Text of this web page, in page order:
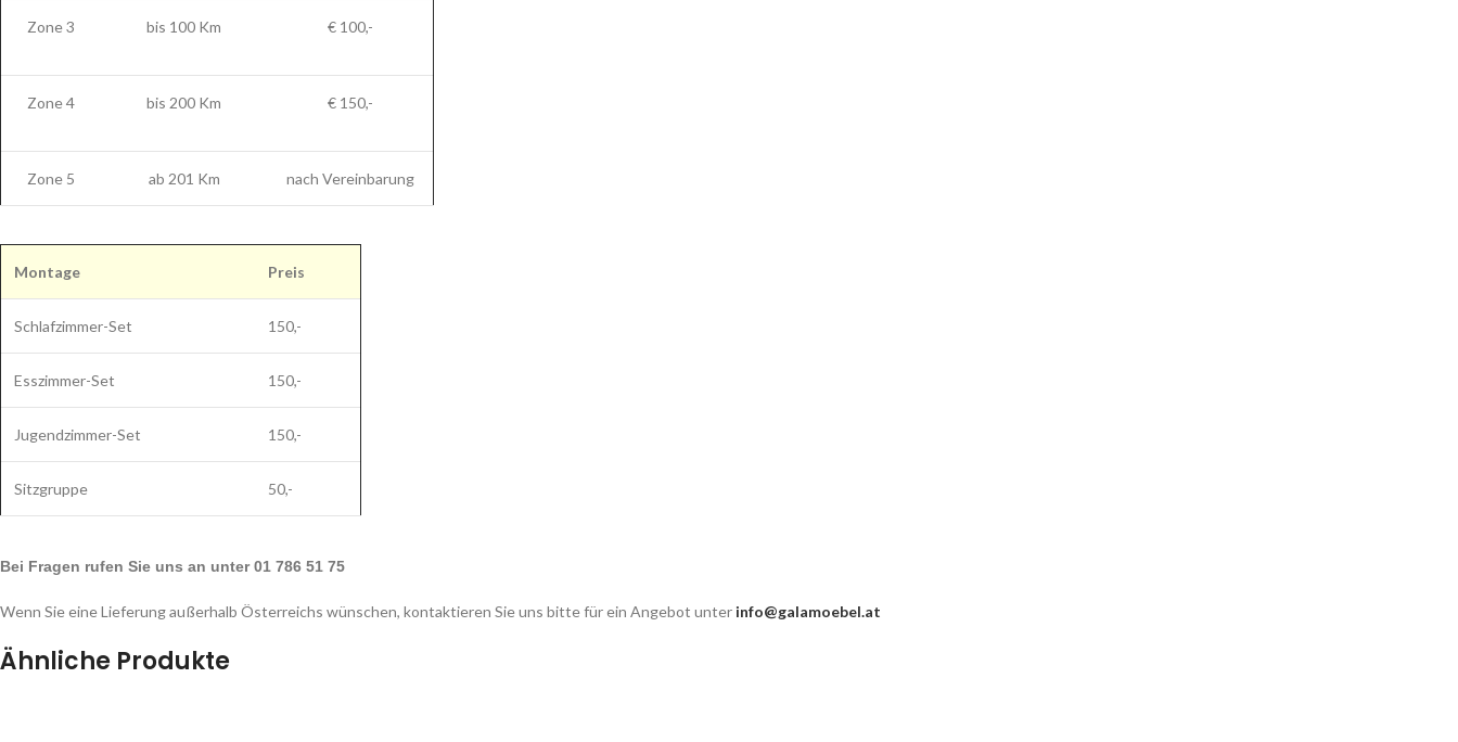
Zone 3 bis 100 Km € 100,-
Zone 4 bis 200 Km € 150,-
Zone 5 ab 201 Km nach Vereinbarung
Montage Preis
Schlafzimmer-Set 150,-
Esszimmer-Set 150,-
Jugendzimmer-Set 150,-
Sitzgruppe 50,-
Bei Fragen rufen Sie uns an unter 01 786 51 75
Wenn Sie eine Lieferung außerhalb Österreichs wünschen, kontaktieren Sie uns bitte für ein Angebot unter info@galamoebel.at
Ähnliche Produkte